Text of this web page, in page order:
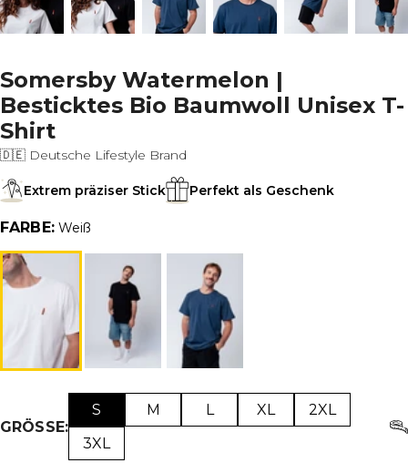
Somersby Watermelon |
Besticktes Bio Baumwoll Unisex T-
Shirt
🇩🇪 Deutsche Lifestyle Brand
Extrem präziser Stick Perfekt als Geschenk
FARBE: Weiß
GRÖSSE:
S M L XL
2XL
3XL